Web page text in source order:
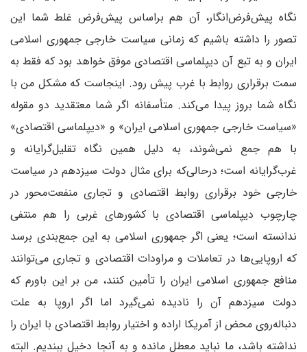
نگاه پیش‌فرض‌انگار، آن هم بر‌اساس پیش‌فرض غلط شما این
تصور را داشته باشیم که زمانی سیاست خارجی جمهوری اسلامی
ایران و به تبع آن دیپلماسی اقتصادی موفق خواهد بود که فقط به
سمت برقراری روابط با غرب پیش رود. اینجاست که مشکل من با
نگاه شما بروز پیدا می‌کند. متأسفانه اگر شما معتقدید دو مقوله
«سیاست خارجی جمهوری اسلامی ایران» و «دیپلماسی اقتصادی»
با هم جمع نمی‌شوند، به دلیل همین نگاه تقلیل‌گرایانه و
غرب‌گرایانه است؛ در‌حالی‌که برای مثال دولت سیزدهم در سیاست
خارجی خود برقراری روابط اقتصادی و تجاری منفعت‌محور در
چارچوب دیپلماسی اقتصادی با کشورهای غربی را هم منتفی
ندانسته است؛ یعنی اگر جمهوری اسلامی به این جمع‌بندی برسد
که اروپایی‌ها در تعاملات و مراودات اقتصادی و تجاری می‌توانند
منافع جمهوری اسلامی ایران را تأمین کنند، من بر این باورم که
دولت سیزدهم آن را نادیده نمی‌گیرد اما اگر اروپا به علت
دنباله‌روی محض از آمریکا اراده و اختیار روابط اقتصادی با ایران را
نداشته باشد، ما نباید معطل مانده و به آنجا دخیل ببندیم. البته